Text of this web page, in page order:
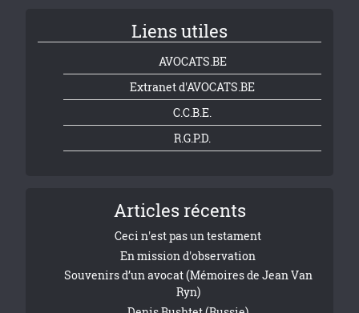
Liens utiles
AVOCATS.BE
Extranet d'AVOCATS.BE
C.C.B.E.
R.G.P.D.
Articles récents
Ceci n'est pas un testament
En mission d'observation
Souvenirs d’un avocat (Mémoires de Jean Van
Ryn)